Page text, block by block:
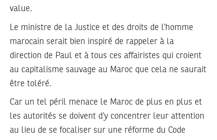
value.
Le ministre de la Justice et des droits de l’homme
marocain serait bien inspiré de rappeler à la
direction de Paul et à tous ces affairistes qui croient
au capitalisme sauvage au Maroc que cela ne saurait
être toléré.
Car un tel péril menace le Maroc de plus en plus et
les autorités se doivent d’y concentrer leur attention
au lieu de se focaliser sur une réforme du Code